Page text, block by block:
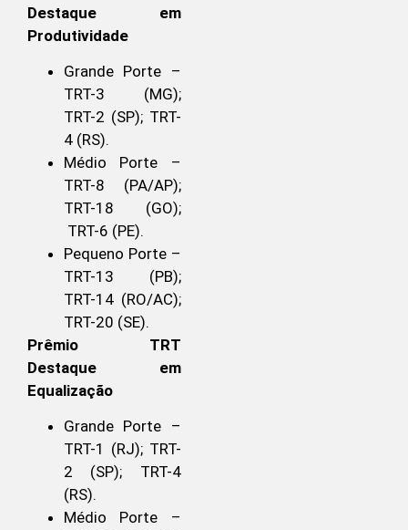
Destaque em
Produtividade
Grande Porte –
TRT-3 (MG);
TRT-2 (SP); TRT-
4 (RS).
Médio Porte –
TRT-8 (PA/AP);
TRT-18 (GO);
TRT-6 (PE).
Pequeno Porte –
TRT-13 (PB);
TRT-14 (RO/AC);
TRT-20 (SE).
Prêmio TRT
Destaque em
Equalização
Grande Porte –
TRT-1 (RJ); TRT-
2 (SP); TRT-4
(RS).
Médio Porte –